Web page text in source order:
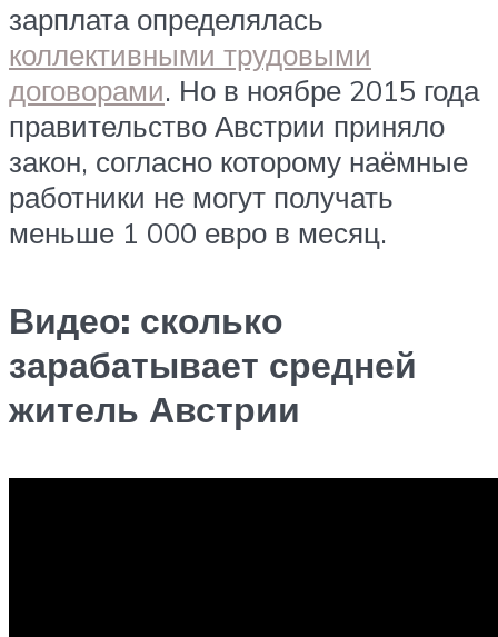
зарплата определялась
коллективными трудовыми
договорами. Но в ноябре 2015 года
правительство Австрии приняло
закон, согласно которому наёмные
работники не могут получать
меньше 1 000 евро в месяц.
Видео: сколько
зарабатывает средней
житель Австрии